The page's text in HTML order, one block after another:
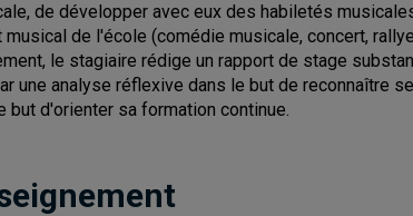
de développer avec eux des habiletés
de l'école (comédie musicale, concert,
le stagiaire rédige un rapport de stage
une analyse réflexive dans le but de reconnaître
but d'orienter sa formation continue.